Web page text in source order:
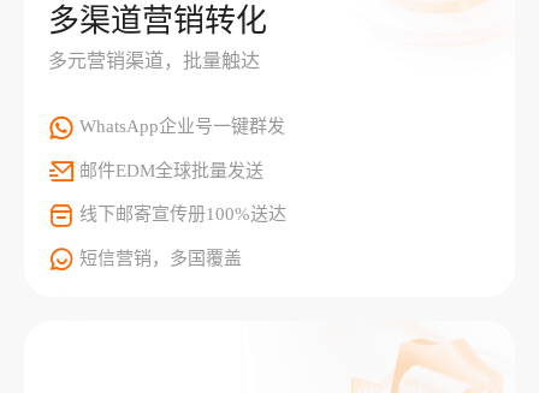
多渠道营销转化
多元营销渠道，批量触达
WhatsApp企业号一键群发
邮件EDM全球批量发送
线下邮寄宣传册100%送达
短信营销，多国覆盖